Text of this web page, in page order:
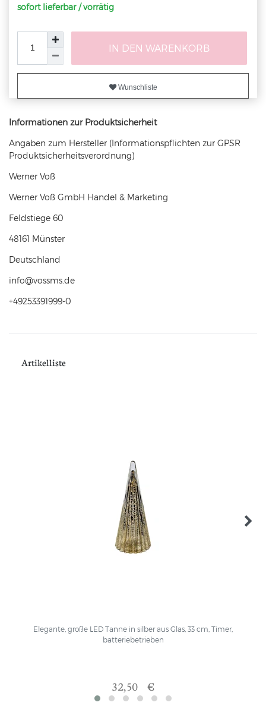
sofort lieferbar / vorrätig
IN DEN WARENKORB
Wunschliste
Informationen zur Produktsicherheit
Angaben zum Hersteller (Informationspflichten zur GPSR
Produktsicherheitsverordnung)
Werner Voß
Werner Voß GmbH Handel & Marketing
Feldstiege 60
48161 Münster
Deutschland
info@vossms.de
+49253391999-0
Artikelliste
Elegante, große LED Tanne in silber aus Glas, 33 cm, Timer,
batteriebetrieben
32,50 €